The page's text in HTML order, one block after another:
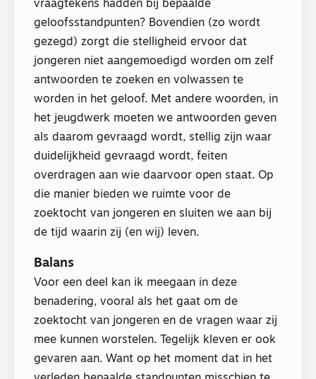
vraagtekens hadden bij bepaalde
geloofsstandpunten? Bovendien (zo wordt
gezegd) zorgt die stelligheid ervoor dat
jongeren niet aangemoedigd worden om zelf
antwoorden te zoeken en volwassen te
worden in het geloof. Met andere woorden, in
het jeugdwerk moeten we antwoorden geven
als daarom gevraagd wordt, stellig zijn waar
duidelijkheid gevraagd wordt, feiten
overdragen aan wie daarvoor open staat. Op
die manier bieden we ruimte voor de
zoektocht van jongeren en sluiten we aan bij
de tijd waarin zij (en wij) leven.
Balans
Voor een deel kan ik meegaan in deze
benadering, vooral als het gaat om de
zoektocht van jongeren en de vragen waar zij
mee kunnen worstelen. Tegelijk kleven er ook
gevaren aan. Want op het moment dat in het